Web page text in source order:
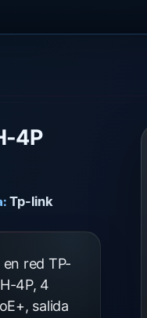
4P
Tp-link
red TP-
4P, 4
salida